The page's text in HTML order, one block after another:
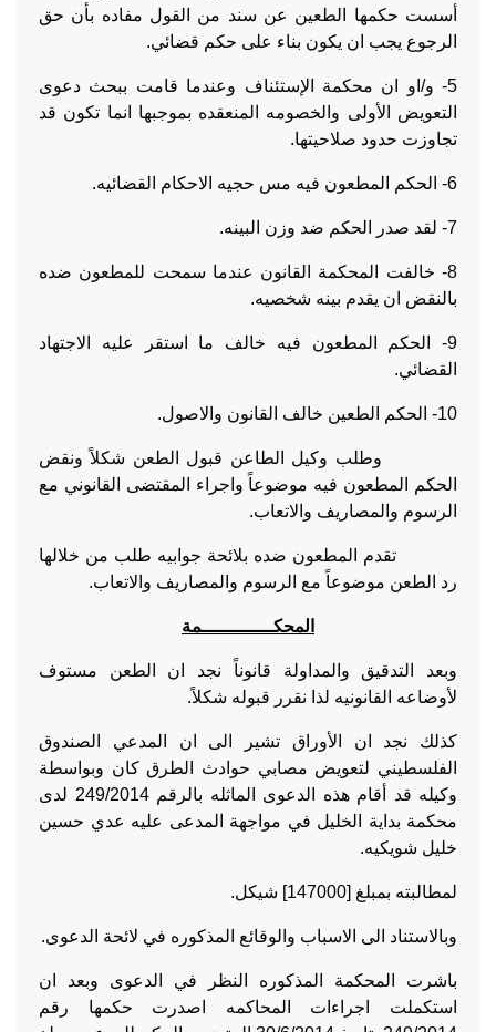
أسست حكمها الطعين عن سند من القول مفاده بأن حق
الرجوع يجب ان يكون بناء على حكم قضائي.
5- و/او ان محكمة الإستئناف وعندما قامت ببحث دعوى
التعويض الأولى والخصومه المنعقده بموجبها انما تكون قد
تجاوزت حدود صلاحيتها.
6- الحكم المطعون فيه مس حجيه الاحكام القضائيه.
7- لقد صدر الحكم ضد وزن البينه.
8- خالفت المحكمة القانون عندما سمحت للمطعون ضده
بالنقض ان يقدم بينه شخصيه.
9- الحكم المطعون فيه خالف ما استقر عليه الاجتهاد
القضائي.
10- الحكم الطعين خالف القانون والاصول.
وطلب وكيل الطاعن قبول الطعن شكلاً ونقض
الحكم المطعون فيه موضوعاً واجراء المقتضى القانوني مع
الرسوم والمصاريف والاتعاب.
تقدم المطعون ضده بلائحة جوابيه طلب من خلالها
رد الطعن موضوعاً مع الرسوم والمصاريف والاتعاب.
المحكـــــــــــــمة
وبعد التدقيق والمداولة قانوناً نجد ان الطعن مستوف
لأوضاعه القانونيه لذا نقرر قبوله شكلاً.
كذلك نجد ان الأوراق تشير الى ان المدعي الصندوق
الفلسطيني لتعويض مصابي حوادث الطرق كان وبواسطة
وكيله قد أقام هذه الدعوى الماثله بالرقم 249/2014 لدى
محكمة بداية الخليل في مواجهة المدعى عليه عدي حسين
خليل شويكيه.
لمطالبته بمبلغ [147000] شيكل.
وبالاستناد الى الاسباب والوقائع المذكوره في لائحة الدعوى.
باشرت المحكمة المذكوره النظر في الدعوى وبعد ان
استكملت اجراءات المحاكمه اصدرت حكمها رقم